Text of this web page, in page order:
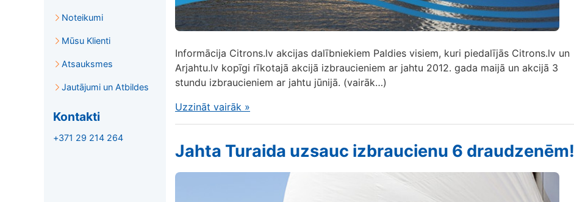
Noteikumi
Mūsu Klienti
Atsauksmes
Jautājumi un Atbildes
Kontakti
+371 29 214 264
Informācija Citrons.lv akcijas dalībniekiem Paldies visiem, kuri piedalījās Citrons.lv un
Arjahtu.lv kopīgi rīkotajā akcijā izbraucieniem ar jahtu 2012. gada maijā un akcijā 3
stundu izbraucieniem ar jahtu jūnijā. (vairāk…)
Uzzināt vairāk »
Jahta Turaida uzsauc izbraucienu 6 draudzenēm!